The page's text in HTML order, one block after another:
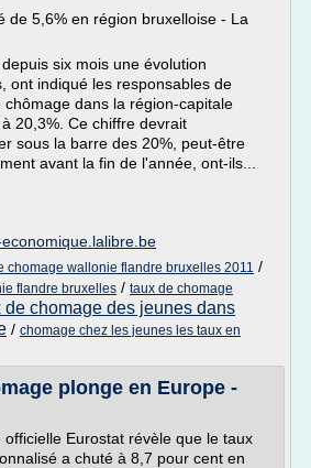
de 5,6% en région bruxelloise - La
six mois une évolution
ont indiqué les responsables de
chômage dans la région-capitale
20,3%. Ce chiffre devrait
sous la barre des 20%, peut-être
avant la fin de l'année, ont-ils...
chomage wallonie flandre bruxelles 2011 /
flandre bruxelles / taux de chomage
de chomage des jeunes dans
/ chomage chez les jeunes les taux en
plonge en Europe -
Eurostat révèle que le taux
a chuté à 8,7 pour cent en